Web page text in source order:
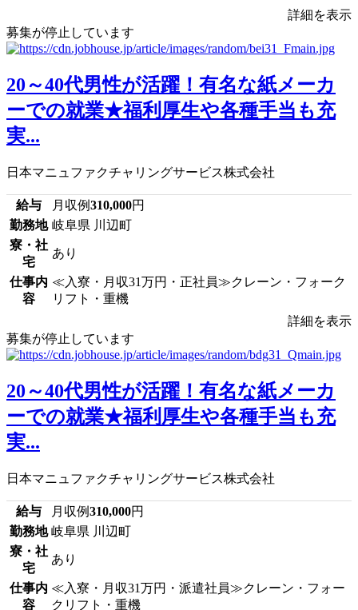
詳細を表示
募集が停止しています
20～40代男性が活躍！有名な紙メーカ
ーでの就業★福利厚生や各種手当も充
実...
日本マニュファクチャリングサービス株式会社
給与 月収例310,000円
勤務地 岐阜県 川辺町
寮・社
宅
あり
仕事内
容
≪入寮・月収31万円・正社員≫クレーン・フォーク
リフト・重機
詳細を表示
募集が停止しています
20～40代男性が活躍！有名な紙メーカ
ーでの就業★福利厚生や各種手当も充
実...
日本マニュファクチャリングサービス株式会社
給与 月収例310,000円
勤務地 岐阜県 川辺町
寮・社
宅
あり
仕事内
容
≪入寮・月収31万円・派遣社員≫クレーン・フォー
クリフト・重機